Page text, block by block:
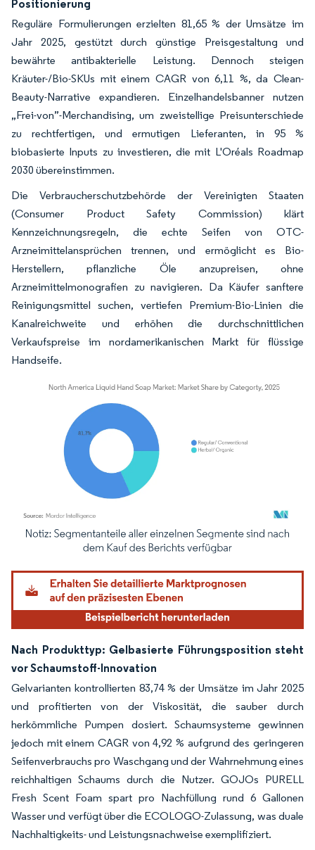
Positionierung
Reguläre Formulierungen erzielten 81,65 % der Umsätze im
Jahr 2025, gestützt durch günstige Preisgestaltung und
bewährte antibakterielle Leistung. Dennoch steigen
Kräuter-/Bio-SKUs mit einem CAGR von 6,11 %, da Clean-
Beauty-Narrative expandieren. Einzelhandelsbanner nutzen
„Frei-von”-Merchandising, um zweistellige Preisunterschiede
zu rechtfertigen, und ermutigen Lieferanten, in 95 %
biobasierte Inputs zu investieren, die mit L'Oréals Roadmap
2030 übereinstimmen.
Die Verbraucherschutzbehörde der Vereinigten Staaten
(Consumer Product Safety Commission) klärt
Kennzeichnungsregeln, die echte Seifen von OTC-
Arzneimittelansprüchen trennen, und ermöglicht es Bio-
Herstellern, pflanzliche Öle anzupreisen, ohne
Arzneimittelmonografien zu navigieren. Da Käufer sanftere
Reinigungsmittel suchen, vertiefen Premium-Bio-Linien die
Kanalreichweite und erhöhen die durchschnittlichen
Verkaufspreise im nordamerikanischen Markt für flüssige
Handseife.
Bild © Mordor Intelligence. Wiederverwendung erfordert Namensnennung
Nach Produkttyp: Gelbasierte Führungsposition steht
vor Schaumstoff-Innovation
Gelvarianten kontrollierten 83,74 % der Umsätze im Jahr 2025
und profitierten von der Viskosität, die sauber durch
herkömmliche Pumpen dosiert. Schaumsysteme gewinnen
jedoch mit einem CAGR von 4,92 % aufgrund des geringeren
Seifenverbrauchs pro Waschgang und der Wahrnehmung eines
reichhaltigen Schaums durch die Nutzer. GOJOs PURELL
Fresh Scent Foam spart pro Nachfüllung rund 6 Gallonen
Wasser und verfügt über die ECOLOGO-Zulassung, was duale
Nachhaltigkeits- und Leistungsnachweise exemplifiziert.